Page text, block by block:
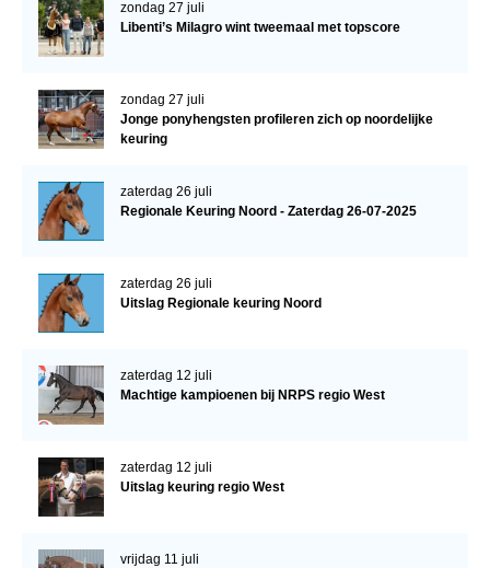
zondag 27 juli
Libenti’s Milagro wint tweemaal met topscore
zondag 27 juli
Jonge ponyhengsten profileren zich op noordelijke
keuring
zaterdag 26 juli
Regionale Keuring Noord - Zaterdag 26-07-2025
zaterdag 26 juli
Uitslag Regionale keuring Noord
zaterdag 12 juli
Machtige kampioenen bij NRPS regio West
zaterdag 12 juli
Uitslag keuring regio West
vrijdag 11 juli